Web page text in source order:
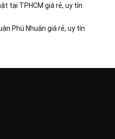
tại TPHCM giá rẻ, uy tín
Phú Nhuận giá rẻ, uy tín